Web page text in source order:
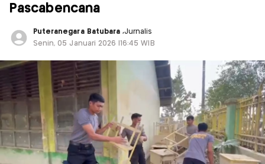
Pascabencana
Puteranegara Batubara,Jurnalis
Senin, 05 Januari 2026 |16:45 WIB